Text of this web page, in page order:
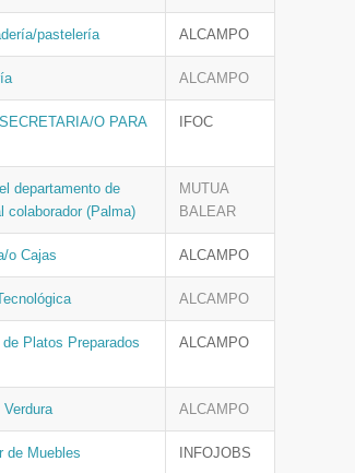
pastelería ALCAMPO
ALCAMPO
O PARA
IFOC
departamento de
colaborador (Palma)
MUTUA
BALEAR
o Cajas ALCAMPO
ALCAMPO
Platos Preparados
ALCAMPO
ALCAMPO
de Muebles INFOJOBS